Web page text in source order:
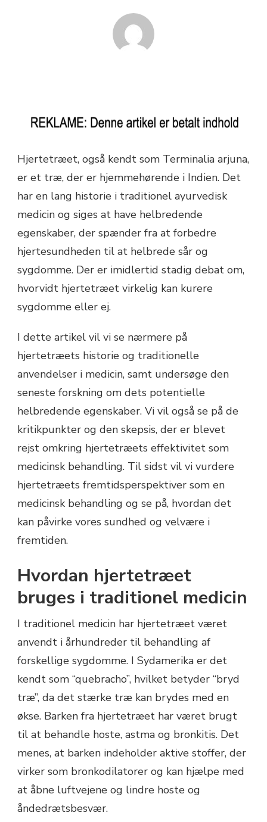
Hjertetræet, også kendt som Terminalia arjuna,
er et træ, der er hjemmehørende i Indien. Det
har en lang historie i traditionel ayurvedisk
medicin og siges at have helbredende
egenskaber, der spænder fra at forbedre
hjertesundheden til at helbrede sår og
sygdomme. Der er imidlertid stadig debat om,
hvorvidt hjertetræet virkelig kan kurere
sygdomme eller ej.
I dette artikel vil vi se nærmere på
hjertetræets historie og traditionelle
anvendelser i medicin, samt undersøge den
seneste forskning om dets potentielle
helbredende egenskaber. Vi vil også se på de
kritikpunkter og den skepsis, der er blevet
rejst omkring hjertetræets effektivitet som
medicinsk behandling. Til sidst vil vi vurdere
hjertetræets fremtidsperspektiver som en
medicinsk behandling og se på, hvordan det
kan påvirke vores sundhed og velvære i
fremtiden.
Hvordan hjertetræet
bruges i traditionel medicin
I traditionel medicin har hjertetræet været
anvendt i århundreder til behandling af
forskellige sygdomme. I Sydamerika er det
kendt som “quebracho”, hvilket betyder “bryd
træ”, da det stærke træ kan brydes med en
økse. Barken fra hjertetræet har været brugt
til at behandle hoste, astma og bronkitis. Det
menes, at barken indeholder aktive stoffer, der
virker som bronkodilatorer og kan hjælpe med
at åbne luftvejene og lindre hoste og
åndedrætsbesvær.